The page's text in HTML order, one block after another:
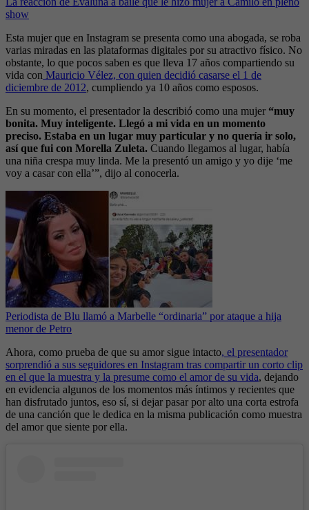
show
Esta mujer que en Instagram se presenta como una abogada, se roba
varias miradas en las plataformas digitales por su atractivo físico. No
obstante, lo que pocos saben es que lleva 17 años compartiendo su
vida con Mauricio Vélez, con quien decidió casarse el 1 de
diciembre de 2012, cumpliendo ya 10 años como esposos.
En su momento, el presentador la describió como una mujer “muy
bonita. Muy inteligente. Llegó a mi vida en un momento
preciso. Estaba en un lugar muy particular y no quería ir solo,
así que fui con Morella Zuleta. Cuando llegamos al lugar, había
una niña crespa muy linda. Me la presentó un amigo y yo dije ‘me
voy a casar con ella’”, dijo al conocerla.
Periodista de Blu llamó a Marbelle “ordinaria” por ataque a hija
menor de Petro
Ahora, como prueba de que su amor sigue intacto, el presentador
sorprendió a sus seguidores en Instagram tras compartir un corto clip
en el que la muestra y la presume como el amor de su vida, dejando
en evidencia algunos de los momentos más íntimos y recientes que
han disfrutado juntos, eso sí, si dejar pasar por alto una corta estrofa
de una canción que le dedica en la misma publicación como muestra
del amor que siente por ella.